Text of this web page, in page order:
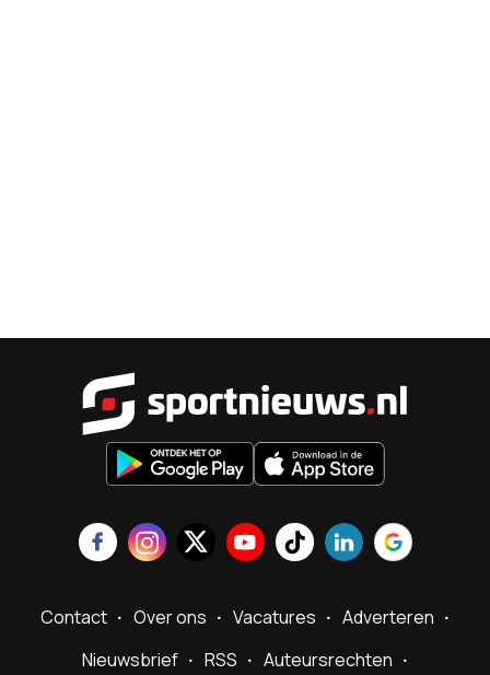
Contact Over ons Vacatures
Adverteren
Nieuwsbrief
RSS Auteursrechten